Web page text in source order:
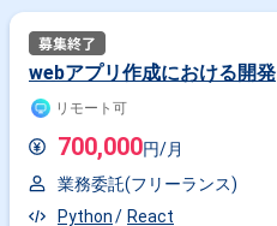
webアプリ作成における開発
リモート可
700,000円/月
業務委託(フリーランス)
Python
React